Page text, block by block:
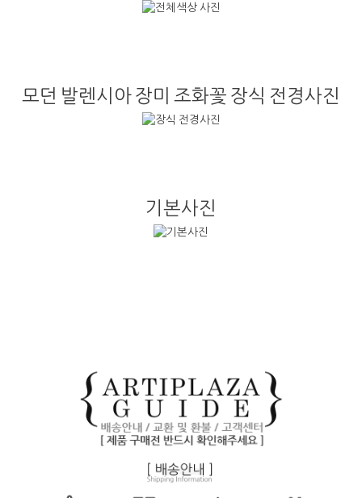
모던 발렌시아 장미 조화꽃 장식 전경사진
기본사진